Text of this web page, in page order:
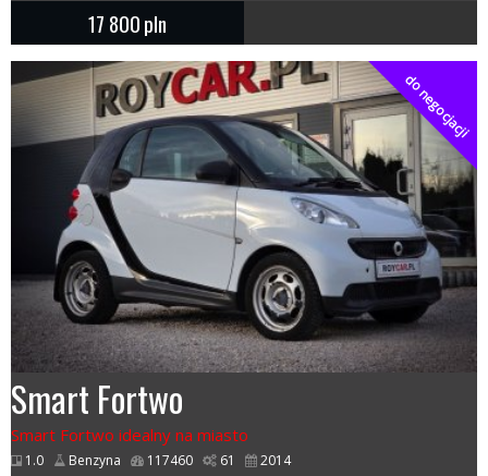
17 800pln
do negocjacji
Smart Fortwo
Smart Fortwo idealny na miasto
1.0 Benzyna 117460 61 2014